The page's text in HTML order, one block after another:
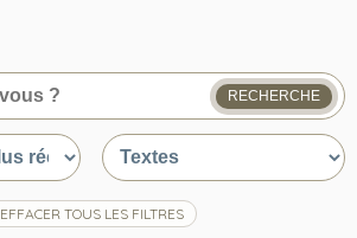
RECHERCHE
EFFACER TOUS LES FILTRES